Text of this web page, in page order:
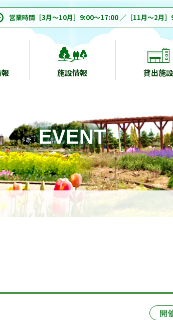
営業時間［3月～10月］9:00～17:00 ／［11月～2月］
施設情報 貸出施設
EVENT
開